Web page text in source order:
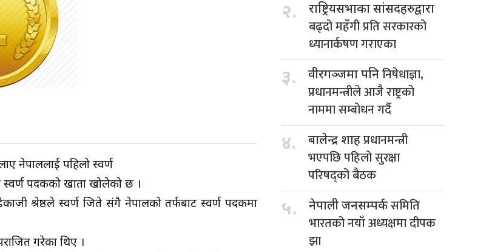
नेपाललाई पहिलो स्वर्ण
पदकको खाता खोलेको छ ।
श्रेष्ठले स्वर्ण जिते संगै नेपालको तर्फबाट स्वर्ण पदकमा
गरेका थिए ।
२. राष्ट्रियसभाका सांसदहरुद्वारा
बढ्दो महँगी प्रति सरकारको
ध्यानार्कषण गराएका
३. वीरगञ्जमा पनिनिषेधाज्ञा,
प्रधानमन्त्रीले आजै राष्ट्रको
नाममा सम्बोधन गर्दै
४. बालेन्द्र शाहप्रधानमन्त्री
भएपछि पहिलो सुरक्षा
परिषद्को बैठक
५. नेपाली जनसम्पर्कसमिति
भारतको नयाँ अध्यक्षमा दीपक
झा